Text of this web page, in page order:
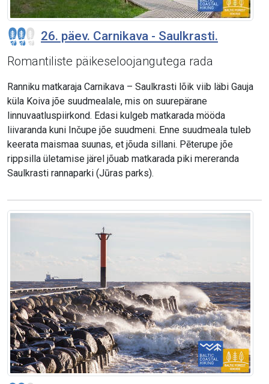
26. päev. Carnikava - Saulkrasti.
Romantiliste päikeseloojangutega rada
Ranniku matkaraja Carnikava – Saulkrasti lõik viib läbi Gauja
küla Koiva jõe suudmealale, mis on suurepärane
linnuvaatluspiirkond. Edasi kulgeb matkarada mööda
liivaranda kuni Inčupe jõe suudmeni. Enne suudmeala tuleb
keerata maismaa suunas, et jõuda sillani. Pēterupe jõe
rippsilla ületamise järel jõuab matkarada piki mereranda
Saulkrasti rannaparki (Jūras parks).